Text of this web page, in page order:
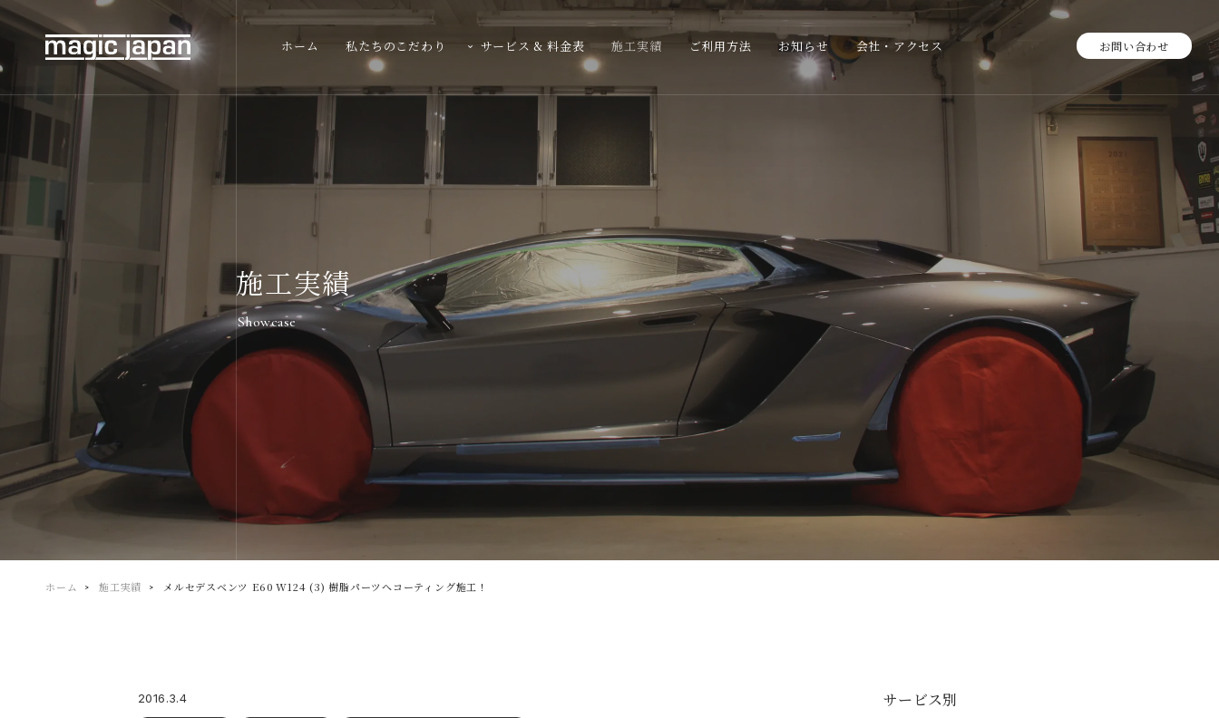
ホーム 私たちのこだわり サービス & 料金表 施工実績 ご利用方法 お知らせ 会社・アクセス お問い合わせ
施工実績
Showcase
ホーム 施工実績 メルセデスベンツ E60 W124 (3) 樹脂パーツへコーティング施工！
2016.3.4 サービス別